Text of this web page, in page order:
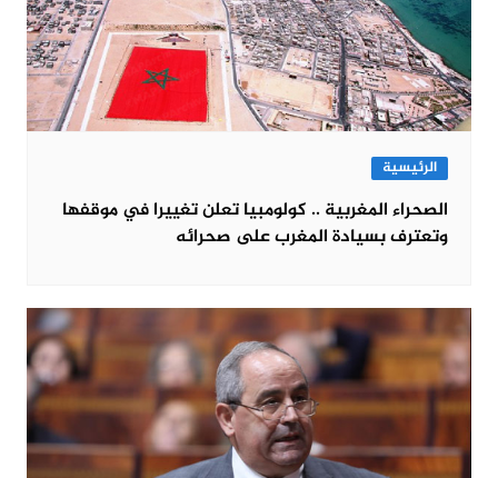
الرئيسية
الصحراء المغربية .. كولومبيا تعلن تغييرا في موقفها
وتعترف بسيادة المغرب على صحرائه